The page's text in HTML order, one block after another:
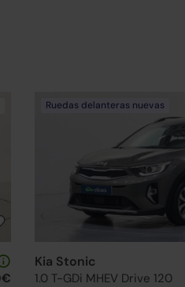
Ruedas delanteras nuevas
Kia Stonic
1.0 T-GDi MHEV Drive 120